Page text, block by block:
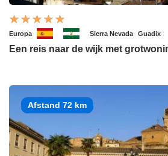
Europa Sierra Nevada Guadix
Een reis naar de wijk met
Afstand 72 km